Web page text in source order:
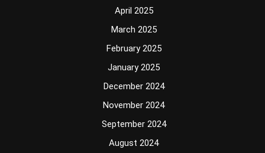
April 2025
March 2025
February 2025
January 2025
December 2024
November 2024
September 2024
August 2024